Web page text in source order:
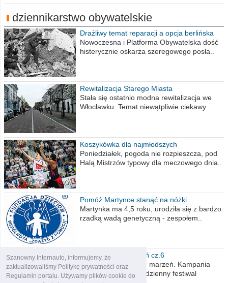
Szanowny Internauto, informujemy, że
zaktualizowaliśmy Politykę prywatności oraz
Regulamin portalu. Używamy plików cookie do
dziennikarstwo obywatelskie
Drażliwy temat reparacji a opcja berlińska
Nowoczesna i Platforma Obywatelska dość
histerycznie oskarża szeregowego posła..
Rewitalizacja Starego Miasta
Stała się ostatnio modna rewitalizacja we
Włocławku. Temat niewątpliwie ciekawy...
Koszykówka dla najmłodszych
Poniedziałek, pogoda nie rozpieszcza, pod
Halą Mistrzów typowy dla meczowego dnia..
Pomóż Martynce stanąć na nóżki
Martynka ma 4,5 roku, urodziła się z bardzo
rzadką wadą genetyczną - zespołem..
Polska moich marzeń cz.6
Nadszedł kres moich marzeń. Kampania
wyborcza czyli niecodzienny festiwal